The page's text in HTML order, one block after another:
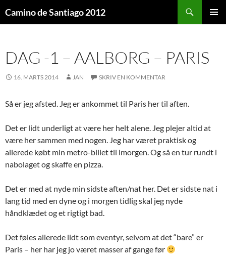
Camino de Santiago 2012
DAG -1 – AALBORG – PARIS
16. MARTS 2014 JAN SKRIV EN KOMMENTAR
Så er jeg afsted. Jeg er ankommet til Paris her til aften.
Det er lidt underligt at være her helt alene. Jeg plejer altid at
være her sammen med nogen. Jeg har været praktisk og
allerede købt min metro-billet til imorgen. Og så en tur rundt i
nabolaget og skaffe en pizza.
Det er med at nyde min sidste aften/nat her. Det er sidste nat i
lang tid med en dyne og i morgen tidlig skal jeg nyde
håndklædet og et rigtigt bad.
Det føles allerede lidt som eventyr, selvom at det “bare” er
Paris – her har jeg jo været masser af gange før